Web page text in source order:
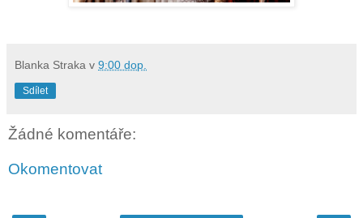
Blanka Straka v 9:00 dop.
Sdílet
Žádné komentáře:
Okomentovat